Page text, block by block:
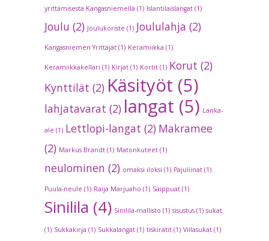
yrittämisestä Kangasniemellä (1) Islantilaislangat (1)
Joulu (2) Joulukoriste (1) Joululahja (2)
Kangasniemen Yrittäjät (1) Keramiikka (1)
Keramiikkakellari (1) Kirjat (1) Kortit (1) Korut (2)
Kynttilät (2) Käsityöt (5)
lahjatavarat (2) langat (5) Lanka-
ale (1) Lettlopi-langat (2) Makramee
(2) Markus Brandt (1) Matonkuteet (1)
neulominen (2) omaksi iloksi (1) Pajuliinat (1)
Puula-neule (1) Raija Marjuaho (1) Saippuat (1)
Sinilila (4) Sinilila-mallisto (1) sisustus (1) sukat
(1) Sukkakirja (1) Sukkalangat (1) tiskirätit (1) Villasukat (1)